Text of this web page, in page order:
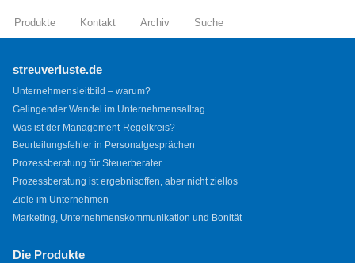
Produkte Kontakt Archiv Suche
streuverluste.de
Unternehmensleitbild – warum?
Gelingender Wandel im Unternehmensalltag
Was ist der Management-Regelkreis?
Beurteilungsfehler in Personalgesprächen
Prozessberatung für Steuerberater
Prozessberatung ist ergebnisoffen, aber nicht ziellos
Ziele im Unternehmen
Marketing, Unternehmenskommunikation und Bonität
Die Produkte